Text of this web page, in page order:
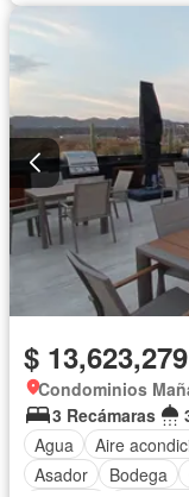
Gimnasio
$
Condominios
3 Recámaras
Agua
Aire
Asador
Bodega